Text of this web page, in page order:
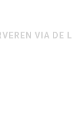
VIA DE